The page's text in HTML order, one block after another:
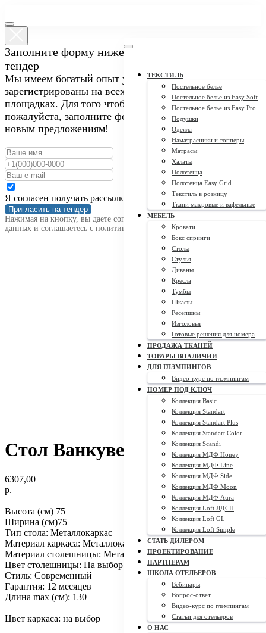
ТЕКСТИЛЬ
Постельное белье
Постельное белье из Easy Soft
Постельное белье из Easy Pro
Подушки
Одеяла
Наматрасники и топперы
Матрасы
Халаты
Полотенца
Полотенца Easy Grid
Текстиль в розницу
Ткани махровые и вафельные
МЕБЕЛЬ
Кровати
Бокс спринги
Столы
Стулья
Диваны
Кресла
Тумбы
Шкафы
Ресепшны
Изголовья
Готовые решения для номера
ПРОДАЖА ТКАНЕЙ
ТОВАРЫ ВНАЛИЧИИ
ДЛЯ ГЛЭМПИНГОВ
Видео-курс по глэмпингам
НОМЕР ПОД КЛЮЧ
Коллекция Basic
Коллекция Standart
Коллекция Standart Plus
Коллекция Standart Color
Коллекция Scandi
Коллекция МДФ Honey
Коллекция МДФ Line
Коллекция МДФ Side
Коллекция МДФ Moon
Коллекция МДФ Aura
Коллекция Loft ЛДСП
Коллекция Loft GL
Коллекция Loft Simple
СТАТЬ ДИЛЕРОМ
ПРОЕКТИРОВАНИЕ
ПАРТНЕРАМ
ШКОЛА ОТЕЛЬЕРОВ
Вебинары
Вопрос-ответ
Видео-курс по глэмпингам
Статьи для отельеров
О НАС
Заполните форму ниже, чтобы пригласить нас на
тендер
Мы имеем богатый опыт участия в закупках и
зарегистрированы на всех крупных тендерных
площадках. Для того чтобы пригласить нас на тендер,
пожалуйста, заполните форму ниже. Мы открыты к
новым предложениям!
Я согласен получать рассылку
Пригласить на тендер
Нажимая на кнопку, вы даете согласие на обработку персональных
данных и соглашаетесь c политикой конфиденциальности
Стол Ванкувер СП
6307,00
р.
Высота (см) 75
Ширина (см)75
Тип стола: Металлокаркас
Материал каркаса: Металлокаркас
Материал столешницы: Металлокаркас
Цвет столешницы: На выбор
Стиль: Современный
Гарантия: 12 месяцев
Длина max (см): 130
Цвет каркаса: на выбор